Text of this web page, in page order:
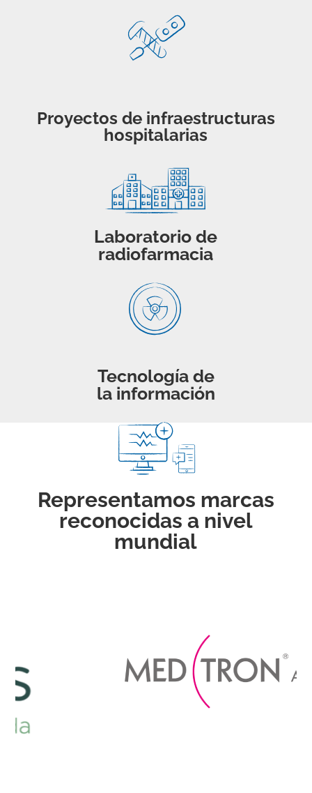
Proyectos de infraestructuras
hospitalarias
Laboratorio de
radiofarmacia
Tecnología de
la información
Representamos marcas
reconocidas a nivel
mundial